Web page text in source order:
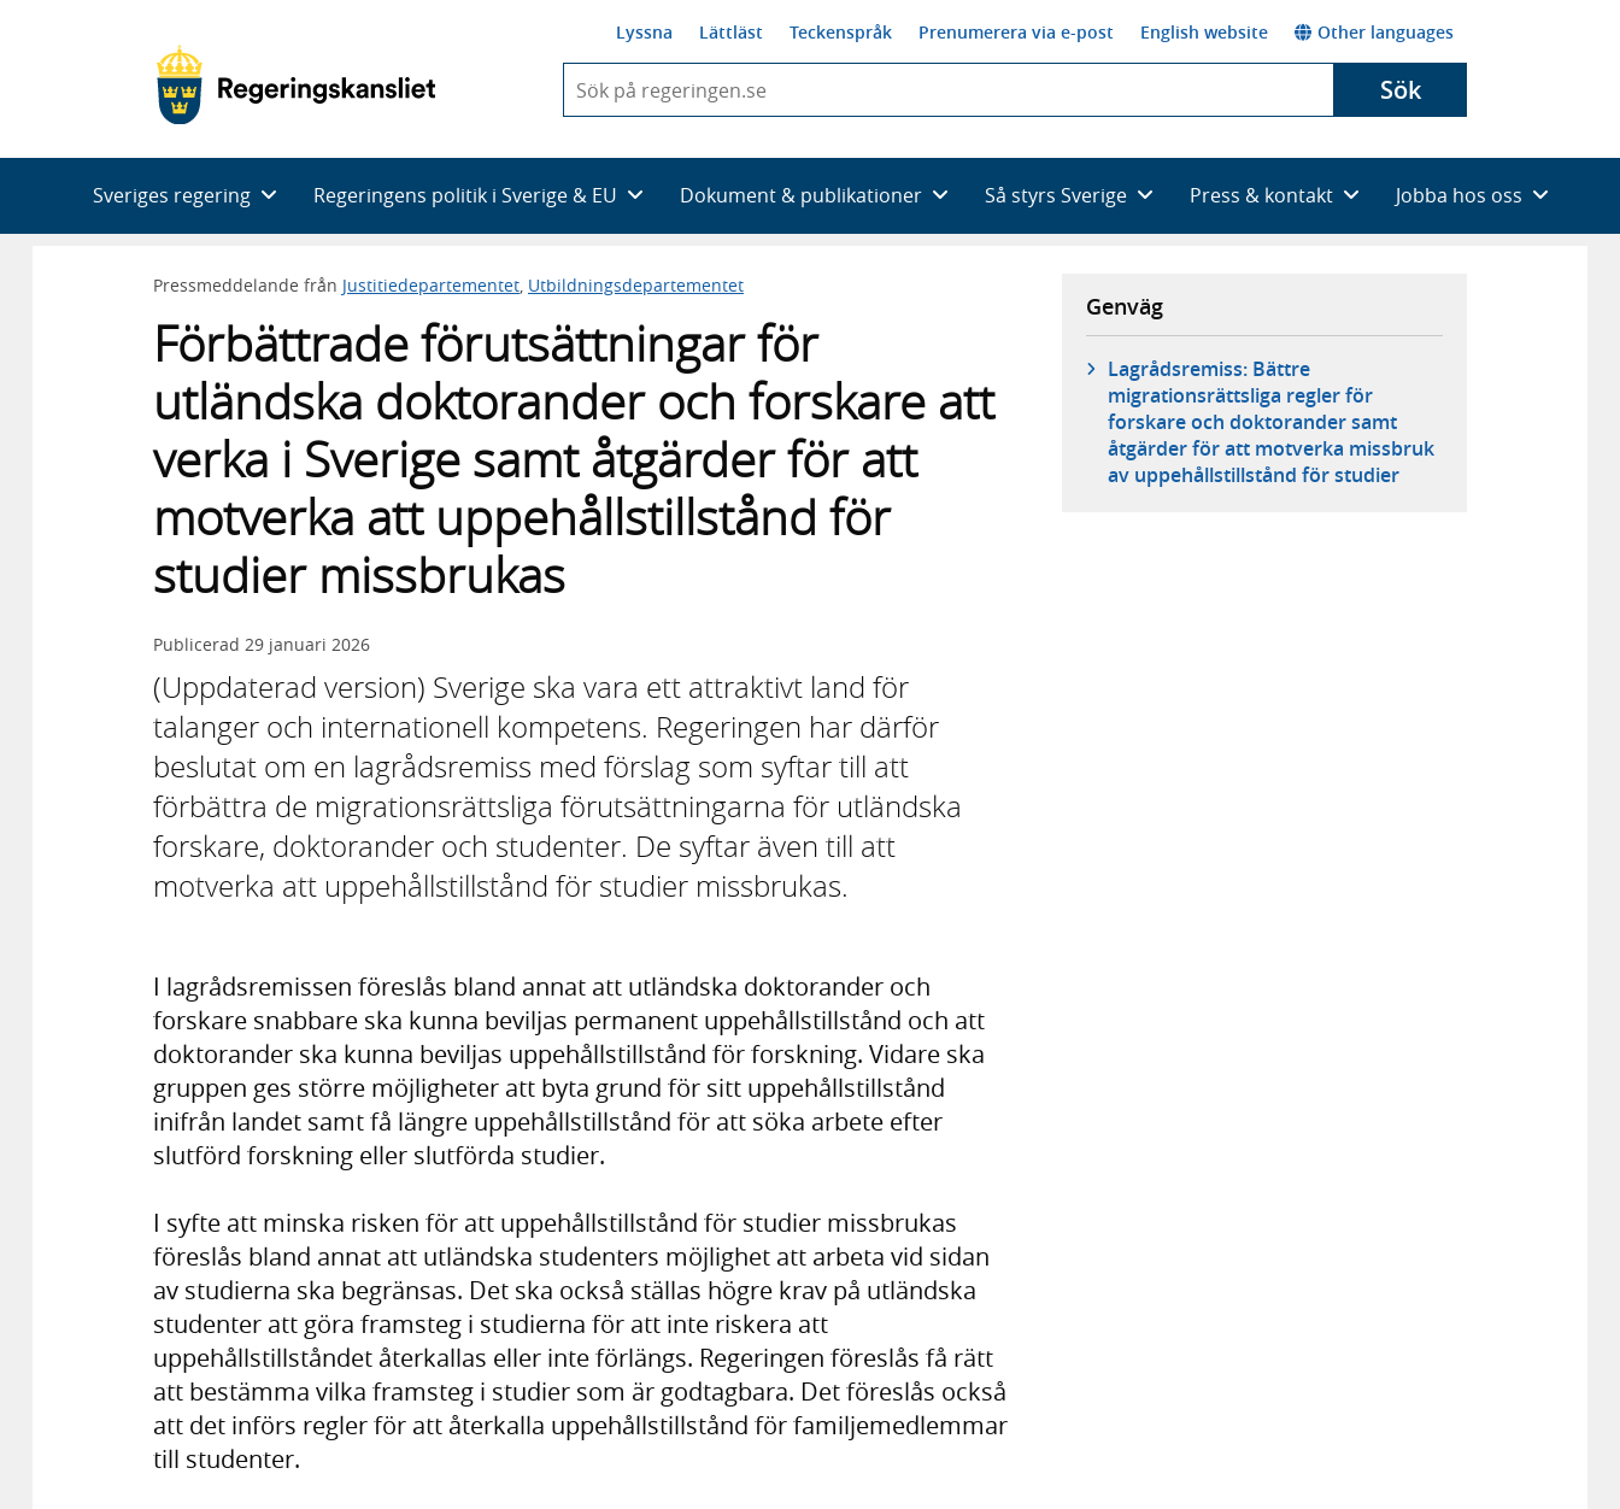
Lyssna Lättläst Teckenspråk Prenumerera via e-post English website Other languages
du
skriva
framträder
en
med
Sök
Sveriges regering Regeringens politik i Sverige & EU Dokument & publikationer Så styrs Sverige Press & kontakt Jobba hos oss
Pressmeddelande från Justitiedepartementet Utbildningsdepartementet
Förbättrade förutsättningar för
utländska doktorander och forskare att
verka i Sverige samt åtgärder för att
motverka att uppehållstillstånd för
studier missbrukas
Publicerad 29 januari 2026
(Uppdaterad version) Sverige ska vara ett attraktivt land för
talanger och internationell kompetens. Regeringen har därför
beslutat om en lagrådsremiss med förslag som syftar till att
förbättra de migrationsrättsliga förutsättningarna för utländska
forskare, doktorander och studenter. De syftar även till att
motverka att uppehållstillstånd för studier missbrukas.
I lagrådsremissen föreslås bland annat att utländska doktorander och
forskare snabbare ska kunna beviljas permanent uppehållstillstånd och att
doktorander ska kunna beviljas uppehållstillstånd för forskning. Vidare ska
gruppen ges större möjligheter att byta grund för sitt uppehållstillstånd
inifrån landet samt få längre uppehållstillstånd för att söka arbete efter
slutförd forskning eller slutförda studier.
I syfte att minska risken för att uppehållstillstånd för studier missbrukas
föreslås bland annat att utländska studenters möjlighet att arbeta vid sidan
av studierna ska begränsas. Det ska också ställas högre krav på utländska
studenter att göra framsteg i studierna för att inte riskera att
uppehållstillståndet återkallas eller inte förlängs. Regeringen föreslås få rätt
att bestämma vilka framsteg i studier som är godtagbara. Det föreslås också
att det införs regler för att återkalla uppehållstillstånd för familjemedlemmar
till studenter.
Genväg
Lagrådsremiss: Bättre
migrationsrättsliga regler för
forskare och doktorander samt
åtgärder för att motverka missbruk
av uppehållstillstånd för studier